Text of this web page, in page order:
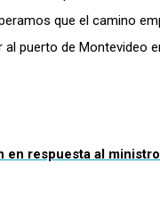
que el camino
puerto de Montevideo
en respuesta al